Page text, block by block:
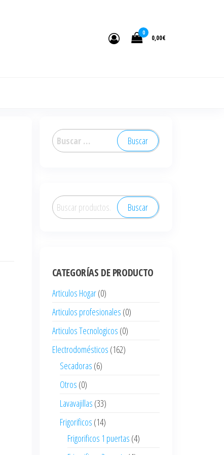
0
0,00€
Buscar:
Buscar
por:
Buscar
CATEGORÍAS DE PRODUCTO
Articulos Hogar(0)
Articulos profesionales (0)
Articulos Tecnologicos (0)
Electrodomésticos (162)
Secadoras (6)
Otros (0)
Lavavajillas (33)
Frigorificos (14)
Frigorificos 1 puertas (4)